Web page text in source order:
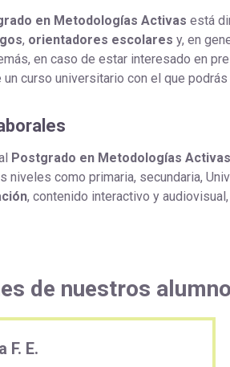
en Metodologías Activas está
, orientadores escolares y, en
en caso de estar interesado en
un curso universitario con el que
Postgrado en Metodologías Activas
niveles como primaria, secundaria,
, contenido interactivo y audiovisual,
de nuestros
F. E.